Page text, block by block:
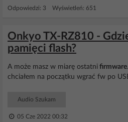
Odpowiedzi: 3 Wyświetleń: 651
Onkyo TX-RZ810 -
pamięci flash?
A może masz w miarę ostatni firmware
chciałem na początku wgrać fw po
Audio Szukam
05 Cze 2022 00:32